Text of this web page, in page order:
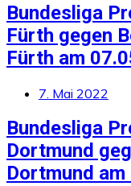
Bundesliga
Fürth gegen
Fürth am
7. Mai 2022
Bundesliga
Dortmund
Dortmund